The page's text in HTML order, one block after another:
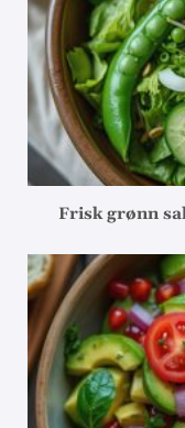
Frisk grønn